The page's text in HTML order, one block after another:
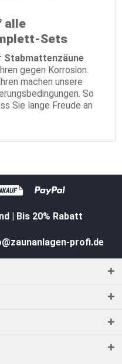
alle
Sets
Stabmattenzäune
gegen Korrosion.
machen unsere
So
Sie lange Freude an
| Bis 20% Rabatt
profi.de